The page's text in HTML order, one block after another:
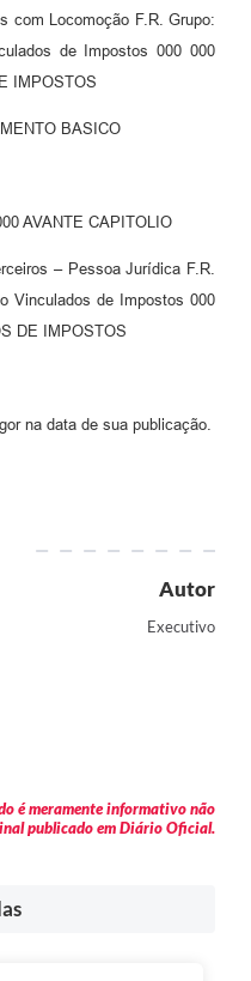
com Locomoção F.R. Grupo:
de Impostos 000 000
IMPOSTOS
BASICO
AVANTE CAPITOLIO
– Pessoa Jurídica F.R.
Vinculados de Impostos 000
DE IMPOSTOS
na data de sua publicação.
Autor
Executivo
é meramente informativo não
publicado em Diário Oficial.